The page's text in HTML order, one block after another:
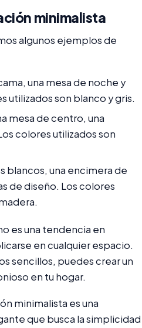
minimalista
algunos ejemplos de
una mesa de noche y
utilizados son blanco y gris.
mesa de centro, una
colores utilizados son
blancos, una encimera de
de diseño. Los colores
es una tendencia en
en cualquier espacio.
sencillos, puedes crear un
en tu hogar.
minimalista es una
que busca la simplicidad